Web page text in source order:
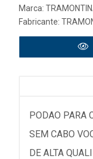
Marca:
Fabricante:
PODAO PARA
SEM CABO
DE ALTA